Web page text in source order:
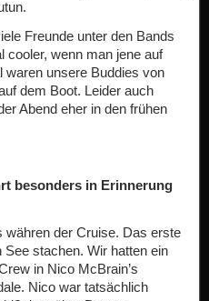
Freunde unter den Bands
cooler, wenn man jene auf
waren unsere Buddies von
dem Boot. Leider auch
Abend eher in den frühen
besonders in Erinnerung
währen der Cruise. Das erste
stachen. Wir hatten ein
in Nico McBrain’s
Nico war tatsächlich